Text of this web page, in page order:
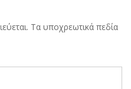
Τα υποχρεωτικά πεδία